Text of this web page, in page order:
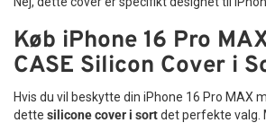
Køb iPhone 16 Pro
CASE Silicon Cover i
Hvis du vil beskytte din iPhone 16 Pro MAX
dette silicone cover i sortdet perfekte valg.